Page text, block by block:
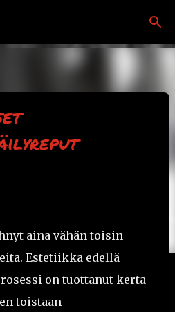
aina vähän toisin
Estetiikka edellä
on tuottanut kerta
toistaan